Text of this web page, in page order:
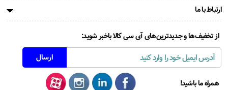
ارتباط با ما
از تخفیف‌ها و جدیدترین‌های آی سی کالا باخبر شوید:
همراه ما باشید!